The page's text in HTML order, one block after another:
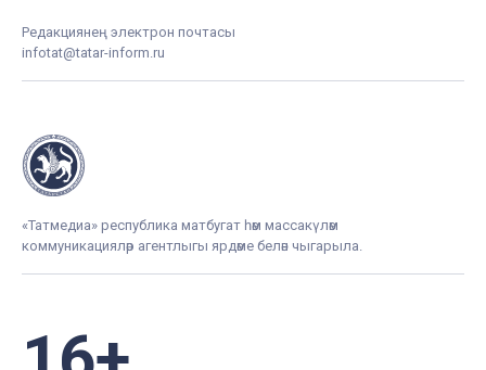
Редакциянең электрон почтасы
infotat@tatar-inform.ru
«Татмедиа» республика матбугат һәм массакүләм
коммуникацияләр агентлыгы ярдәме белән чыгарыла.